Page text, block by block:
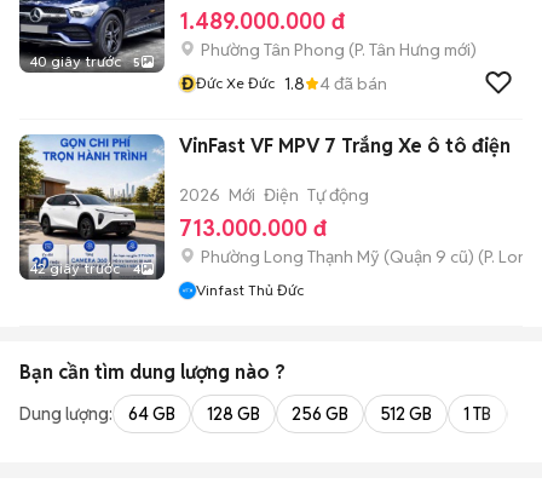
40 giây trước 5
1.489.000.000 đ
Phường Tân Phong (P. Tân Hưng mới)
ĐĐức Xe Đức 1.8 4đã bán
42 giây trước 4
VinFast VF MPV 7 Trắng Xe ô tô điện
2026 Mới Điện Tự động
713.000.000 đ
Phường Long Thạnh Mỹ (Quận 9 cũ) (P.
Vinfast Thủ Đức
Bạn cần tìm dung lượng nào ?
Dung lượng: 64 GB 128 GB 256 GB 512 GB 1 TB